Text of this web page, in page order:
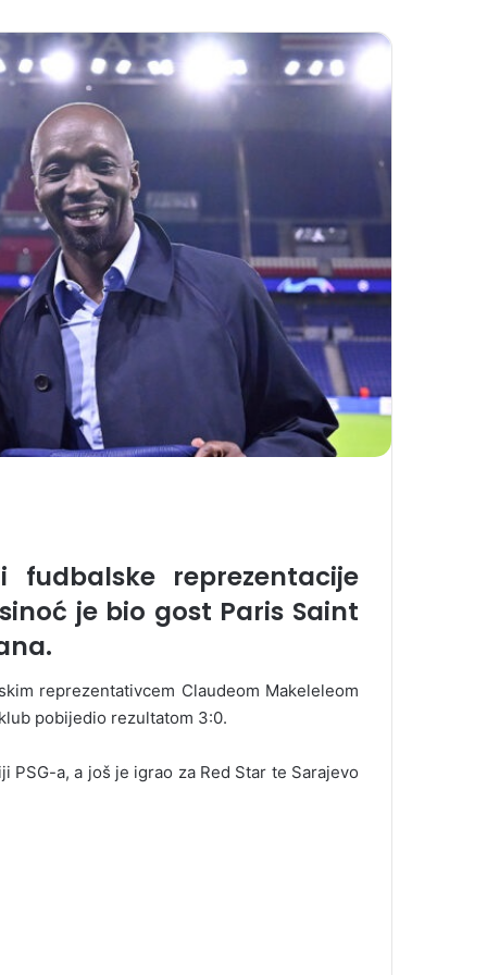
fudbalske reprezentacije
je bio gost Paris Saint
reprezentativcem Claudeom Makeleleom
pobijedio rezultatom 3:0.
a, a još je igrao za Red Star te Sarajevo